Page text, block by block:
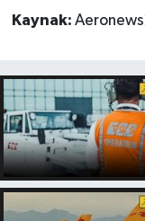
Kaynak: